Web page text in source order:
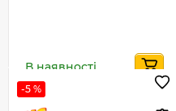
В наявності
-5 %